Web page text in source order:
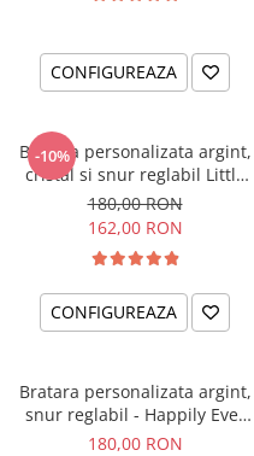
CONFIGUREAZA
-10%
Bratara personalizata argint,
cristal si snur reglabil Little
Ballerina
180,00 RON
162,00 RON
CONFIGUREAZA
Bratara personalizata argint,
snur reglabil - Happily Ever
After
180,00 RON